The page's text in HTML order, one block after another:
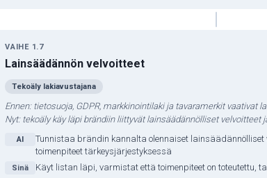
VAIHE 1.7
Lainsäädännön velvoitteet
Tekoäly lakiavustajana
Ennen: tietosuoja, GDPR, markkinointilaki ja tavaramerkit vaativat
Nyt: tekoäly käy läpi brändiin liittyvät lainsäädännölliset
AI
Tunnistaa brändin kannalta olennaiset
toimenpiteet tärkeysjärjestyksessä
Sinä Käyt listan läpi, varmistat että toimenpiteet on toteutettu,